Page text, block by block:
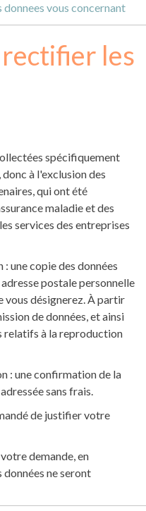
vous concernant
les
spécifiquement
à l'exclusion des
qui ont été
maladie et des
services des entreprises
une copie des données
postale personnelle
vous désignerez. À partir
de données, et ainsi
relatifs à la reproduction
: une confirmation de la
sans frais.
de justifier votre
demande, en
ne seront